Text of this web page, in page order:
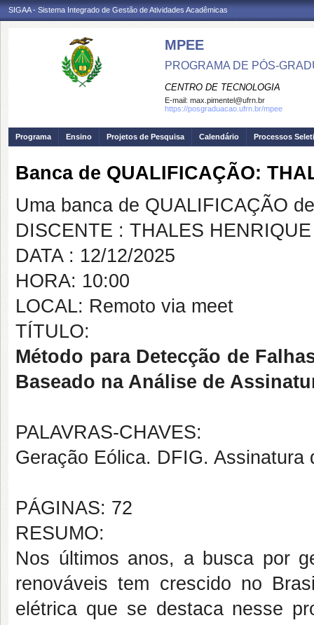
SIGAA - Sistema Integrado de Gestão de Atividades Acadêmicas
MPEE
PROGRAMA DE PÓS-
CENTRO DE TECNOLOGIA
E-mail: max.pimentel@ufrn.br
https://posgraduacao.ufrn.br/mpee
Programa Ensino Projetos de Pesquisa Calendário Processos
Banca de QUALIFICAÇÃO:
Uma banca de QUALIFICAÇÃO
DISCENTE : THALES
DATA : 12/12/2025
HORA: 10:00
LOCAL: Remoto via meet
TÍTULO:
Método para Detecção de
Baseado na Análise de
PALAVRAS-CHAVES:
Geração Eólica. DFIG. Assinatura
PÁGINAS: 72
RESUMO:
Nos últimos anos, a busca por
renováveis tem crescido no
elétrica que se destaca nesse